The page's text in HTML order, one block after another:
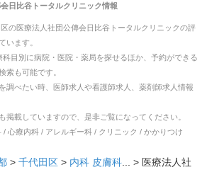
日比谷トータルクリニック情報
の医療法人社団公傳会日比谷トータルクリニックの評
います。
目別に病院・医院・薬局を探せるほか、予約ができる
索も可能です。
調べたい時、医師求人や看護師求人、薬剤師求人情報
掲載していますので、是非ご覧になってください。
/ 心療内科 / アレルギー科 / クリニック / かかりつけ
> 千代田区 > 内科 皮膚科... > 医療法人社